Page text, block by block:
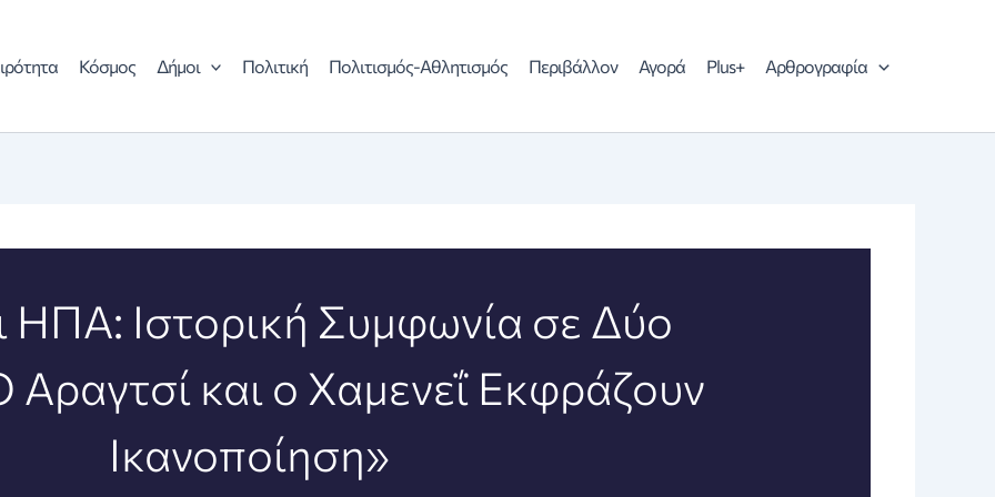
Κόσμος Δήμοι Πολιτική Πολιτισμός-Αθλητισμός Περιβάλλον Αγορά Plus+ Αρθρογραφία
ΗΠΑ: Ιστορική Συμφωνία σε Δύο
Αραγτσί και ο Χαμενεΐ Εκφράζουν
Ικανοποίηση»